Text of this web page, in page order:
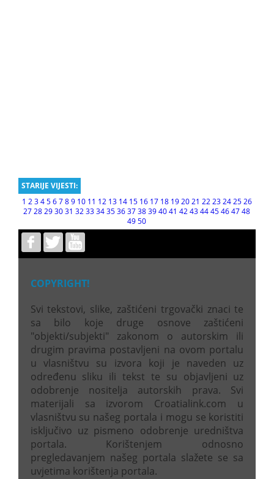
STARIJE VIJESTI:
1 23456789 10 11 12 13 14 15 16 17 18 192021 2223242526
27 28 29 30 31 32 33 34 35 36 37 38 39 40 41 42 43 44 45 46 47 48
49 50
COPYRIGHT!
Svi tekstovi, slike, zaštićeni trgovački znaci te
sa bilo koje druge osnove zaštićeni
"objekti/subjekti" zakonom o autorskim ili
drugim pravima postavljeni na ovom portalu
u vlasništvu su izvora koji je naveden uz
određenu sliku ili tekst te su objavljeni uz
odobrenje nositelja autorskih prava. Svi
materijali sa izvorom Croatialink.com u
vlasništvu su našeg portala i mogu se koristiti
isključivo uz pismeno odobrenje uredništva
portala. Korištenjem odnosno
pregledavanjem našeg portala slažete se sa
uvjetima korištenja portala.